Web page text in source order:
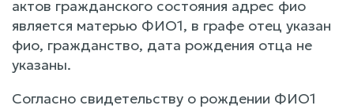
актов гражданского состояния адрес фио
является матерью ФИО1, в графе отец указан
фио, гражданство, дата рождения отца не
указаны.
Согласно свидетельству о рождении ФИО1